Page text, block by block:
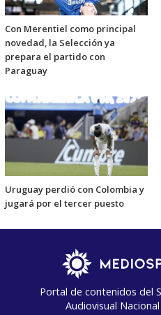
Con Merentiel como principal
novedad, la Selección ya
prepara el partido con
Paraguay
Uruguay perdió con Colombia y
jugará por el tercer puesto
Portal de contenidos del
Audiovisual